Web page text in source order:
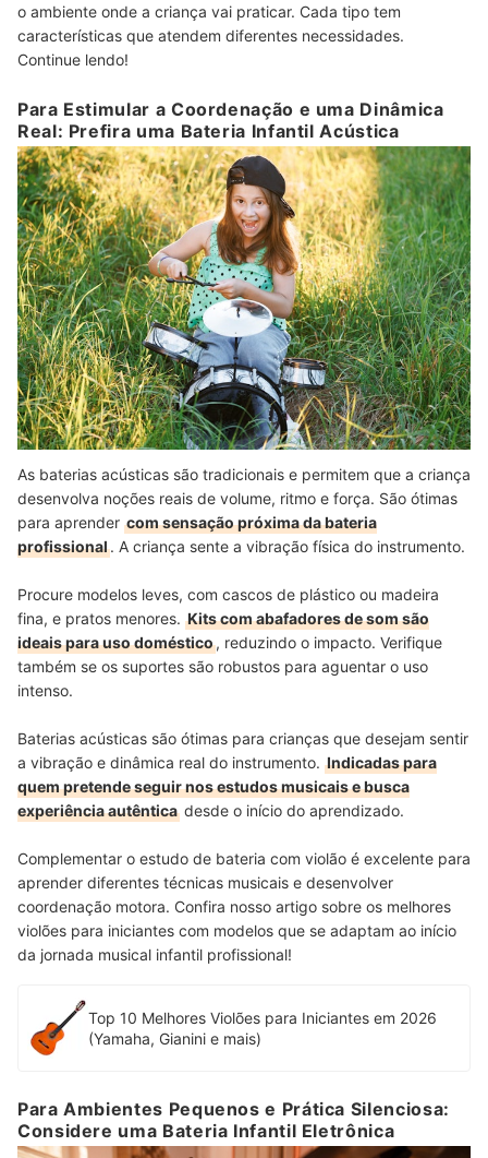
o ambiente onde a criança vai praticar. Cada tipo tem
características que atendem diferentes necessidades.
Continue lendo!
Para Estimular a Coordenação e uma Dinâmica
Real: Prefira uma Bateria Infantil Acústica
As baterias acústicas são tradicionais e permitem que a criança
desenvolva noções reais de volume, ritmo e força. São ótimas
para aprender com sensação próxima da bateria
profissional. A criança sente a vibração física do instrumento.
Procure modelos leves, com cascos de plástico ou madeira
fina, e pratos menores. Kits com abafadores de som são
ideais para uso doméstico, reduzindo o impacto. Verifique
também se os suportes são robustos para aguentar o uso
intenso.
Baterias acústicas são ótimas para crianças que desejam sentir
a vibração e dinâmica real do instrumento. Indicadas para
quem pretende seguir nos estudos musicais e busca
experiência autêntica desde o início do aprendizado.
Complementar o estudo de bateria com violão é excelente para
aprender diferentes técnicas musicais e desenvolver
coordenação motora. Confira nosso artigo sobre os melhores
violões para iniciantes com modelos que se adaptam ao início
da jornada musical infantil profissional!
Top 10 Melhores Violões para Iniciantes em 2026
(Yamaha, Gianini e mais)
Para Ambientes Pequenos e Prática Silenciosa:
Considere uma Bateria Infantil Eletrônica